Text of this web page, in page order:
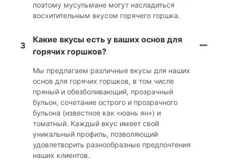
поэтому мусульмане могут насладиться
восхитительным вкусом горячего горшка.
3
Какие вкусы есть у ваших основ для
горячих горшков?
Мы предлагаем различные вкусы для наших
основ для горячих горшков, в том числе
пряный и обезболивающий, прозрачный
бульон, сочетание острого и прозрачного
бульона (известное как «юань ян») и
томатный. Каждый вкус имеет свой
уникальный профиль, позволяющий
удовлетворить разнообразные предпочтения
наших клиентов.